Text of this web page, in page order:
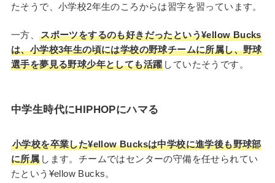
たそうで、小学校2年生のころからは習字を習っています。
一方、スポーツをするのも好きだったという¥ellow Bucks
は、小学校3年生の頃には学校の野球チームに所属し、野球
選手を夢見る野球少年としても活躍 していたそうです。
中学生時代にHIPHOPにハマる
小学校を卒業した¥ellow Bucksは中学校に進学後も野球部
に所属 します。チームではセンターの守備を任せられてい
たという¥ellow Bucks。